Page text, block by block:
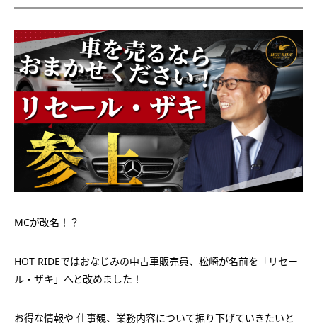
MCが改名！？
HOT RIDEではおなじみの中古車販売員、松崎が名前を「リセー
ル・ザキ」へと改めました！
お得な情報や 仕事観、業務内容について掘り下げていきたいと